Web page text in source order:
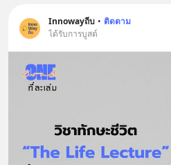
Innowayถีบ • ติดตาม
ได้รับการบูสต์